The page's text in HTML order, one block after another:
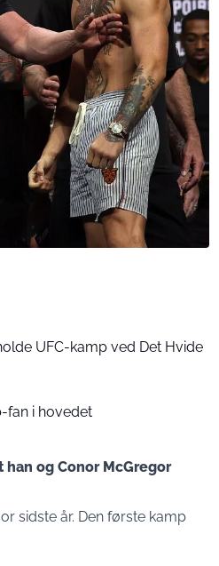
UFC-kamp ved Det Hvide
fan i hovedet
og Conor McGregor
sidste år. Den første kamp